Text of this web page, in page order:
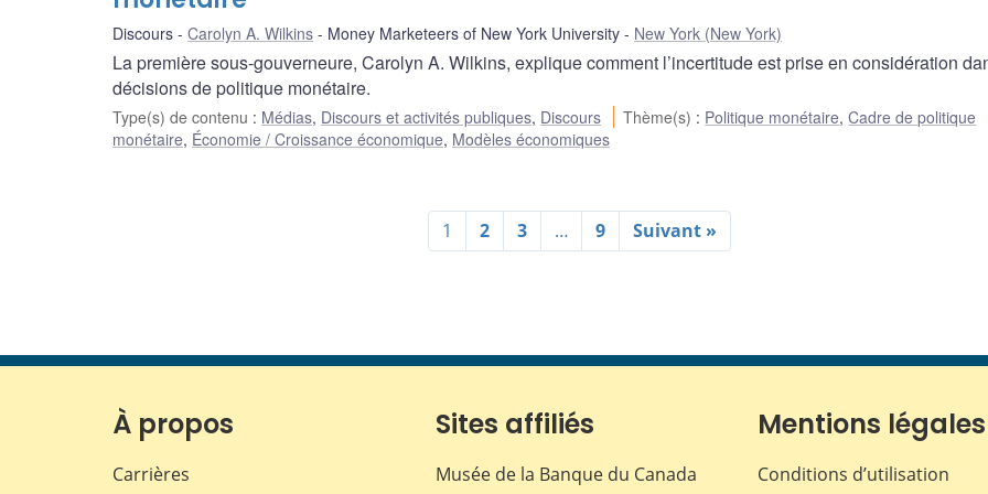
Discours Carolyn A. Wilkins Money Marketeers of New York University New York (New York)
La première sous-gouverneure, Carolyn A. Wilkins, explique comment l’incertitude est prise en considération
décisions de politique monétaire.
Type(s) de contenu : Médias, Discours et activités publiques, Discours Thème(s) : Politique monétaire,Cadre de politique
monétaire, Économie / Croissance économique, Modèles économiques
1 2 3 … 9 Suivant »
À propos
Carrières
Sites affiliés
Musée de la Banque du Canada
Mentions légales
Conditions d’utilisation